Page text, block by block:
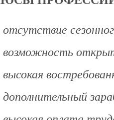
отсутствие
возможность
высокая
дополнительный